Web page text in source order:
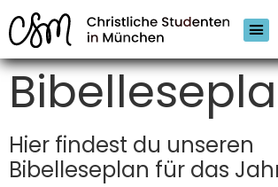
Hier findest du unseren
Bibelleseplan für das